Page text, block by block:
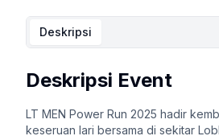
Deskripsi
Deskripsi Event
LT MEN Power Run 2025 hadir
keseruan lari bersama di sekitar